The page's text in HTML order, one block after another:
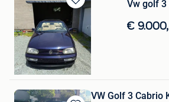
Bewaren
in
Mijn
Favorieten
Vw golf 3
€
christophe
Denderleeuw
VW Golf 3 Cabrio